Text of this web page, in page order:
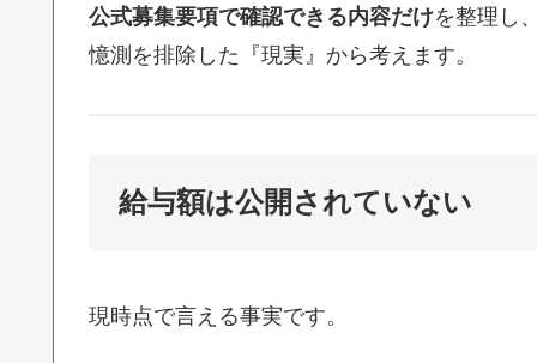
公式募集要項で確認できる内容だけを整理し
憶測を排除した『現実』から考えます。
給与額は公開されていない
現時点で言える事実です。